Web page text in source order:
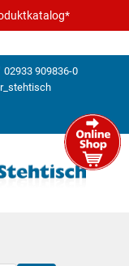
02933 909836-0